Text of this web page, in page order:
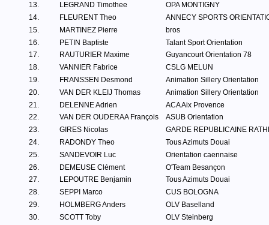
13.
LEGRAND Timothee
OPA MONTIGNY
14.
FLEURENT Theo
ANNECY SPORTS
15.
MARTINEZ Pierre
bros
16.
PETIN Baptiste
Talant Sport Orientation
17.
RAUTURIER Maxime
Guyancourt Orientation 78
18.
VANNIER Fabrice
CSLG MELUN
19.
FRANSSEN Desmond
Animation Sillery Orientation
20.
VAN DER KLEIJ Thomas
Animation Sillery Orientation
21.
DELENNE Adrien
ACA Aix Provence
22.
VAN DER OUDERAA François
ASUB Orientation
23.
GIRES Nicolas
GARDE REPUBLICAINE
24.
RADONDY Theo
Tous Azimuts Douai
25.
SANDEVOIR Luc
Orientation caennaise
26.
DEMEUSE Clément
O'Team Besançon
27.
LEPOUTRE Benjamin
Tous Azimuts Douai
28.
SEPPI Marco
CUS BOLOGNA
29.
HOLMBERG Anders
OLV Baselland
30.
SCOTT Toby
OLV Steinberg